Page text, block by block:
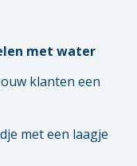
met water
klanten een
met een laagje